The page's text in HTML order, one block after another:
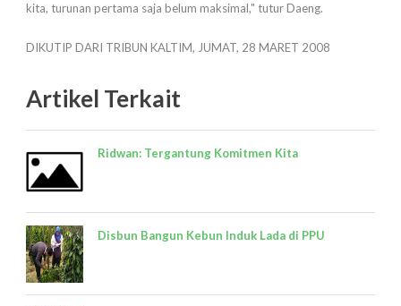
kita, turunan pertama saja belum maksimal," tutur Daeng.
DIKUTIP DARI TRIBUN KALTIM, JUMAT, 28 MARET 2008
Artikel Terkait
Ridwan: Tergantung Komitmen Kita
Disbun Bangun Kebun Induk Lada di PPU